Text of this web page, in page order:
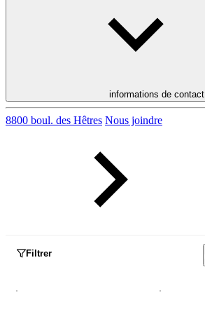
informations de contact
8800 boul. des Hêtres Nous joindre
Filtrer